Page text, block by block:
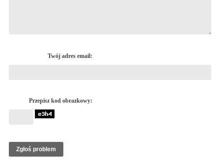
Twój adres email:
Przepisz kod obrazkowy: